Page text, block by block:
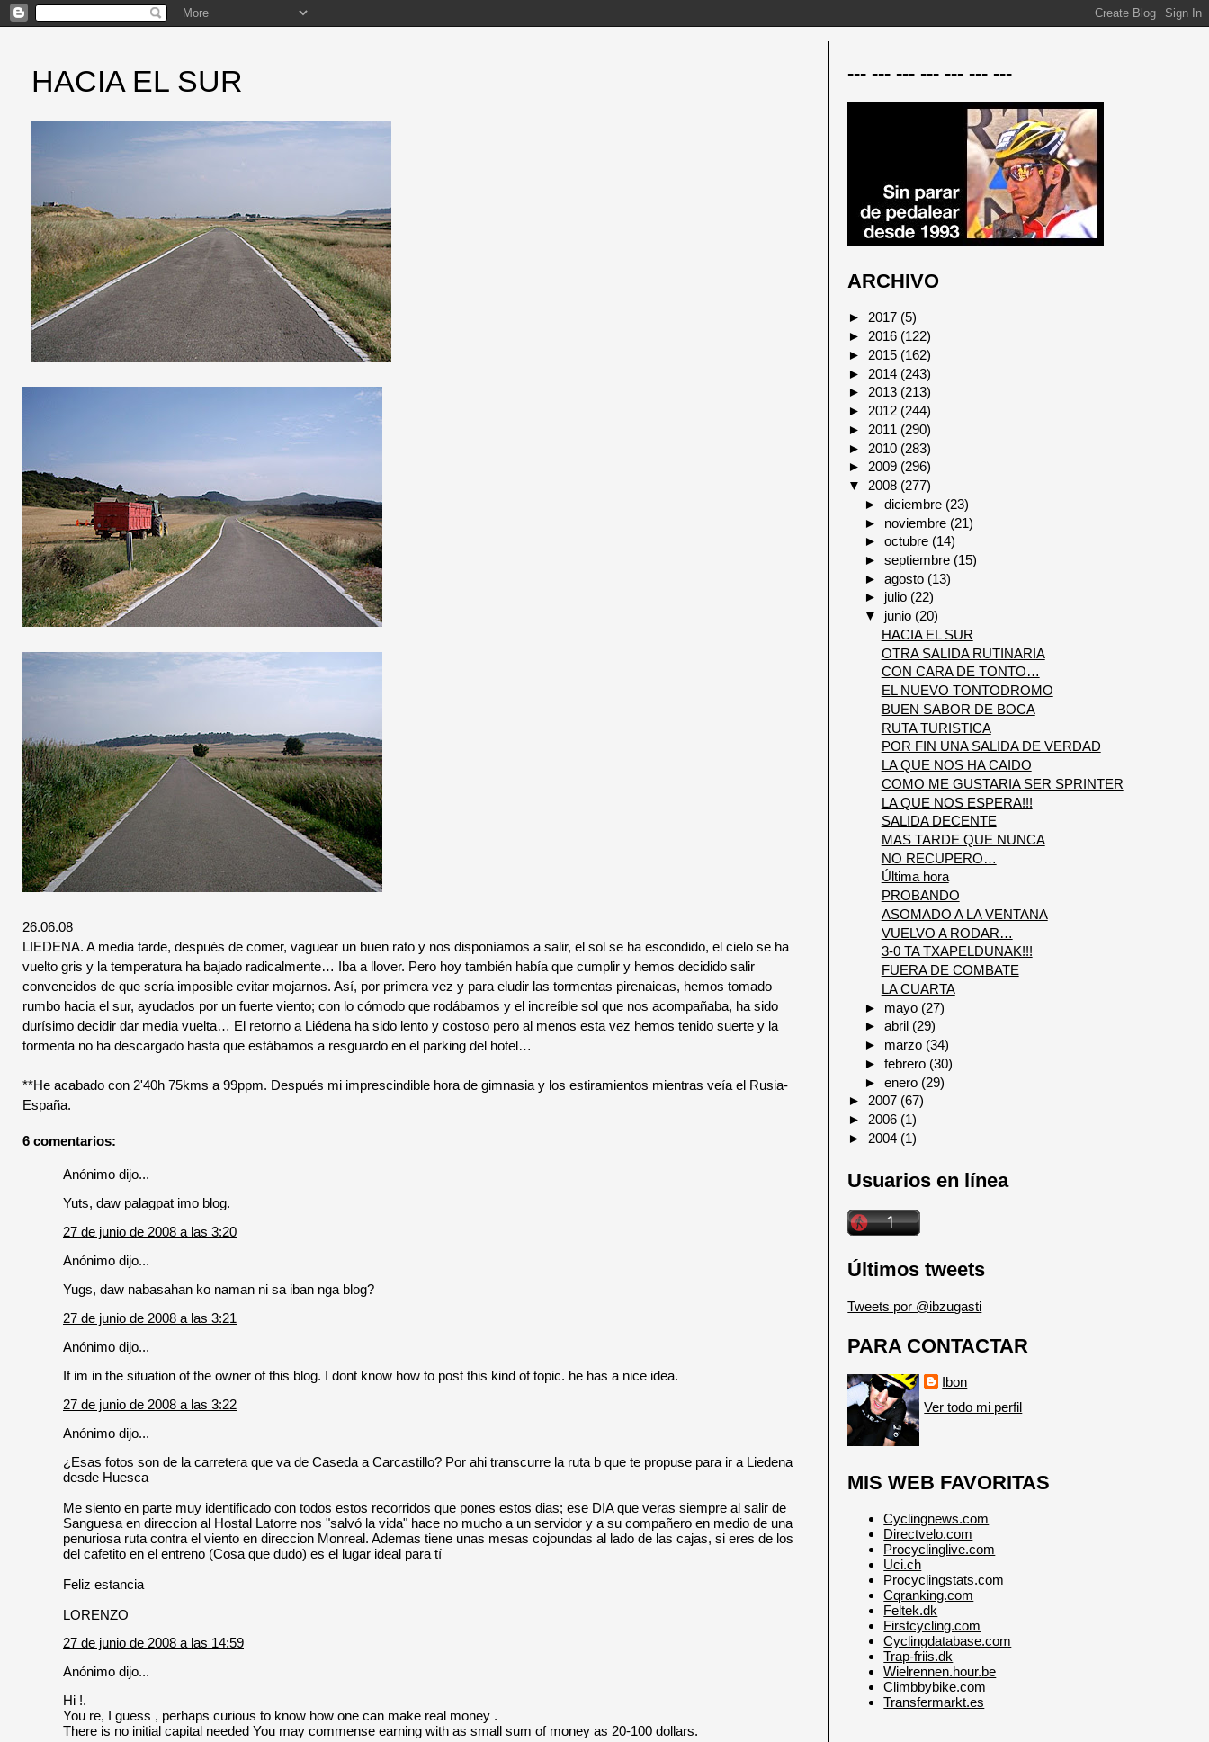
HACIA EL SUR
26.06.08
LIEDENA. A media tarde, después de comer, vaguear un buen rato y nos disponíamos a salir, el sol se ha escondido, el cielo se ha
vuelto gris y la temperatura ha bajado radicalmente… Iba a llover. Pero hoy también había que cumplir y hemos decidido salir
convencidos de que sería imposible evitar mojarnos. Así, por primera vez y para eludir las tormentas pirenaicas, hemos tomado
rumbo hacia el sur, ayudados por un fuerte viento; con lo cómodo que rodábamos y el increíble sol que nos acompañaba, ha sido
durísimo decidir dar media vuelta… El retorno a Liédena ha sido lento y costoso pero al menos esta vez hemos tenido suerte y la
tormenta no ha descargado hasta que estábamos a resguardo en el parking del hotel…
**He acabado con 2'40h 75kms a 99ppm. Después mi imprescindible hora de gimnasia y los estiramientos mientras veía el Rusia-
España.
6 comentarios:
Anónimo dijo...
Yuts, daw palagpat imo blog.
27 de junio de 2008 a las 3:20
Anónimo dijo...
Yugs, daw nabasahan ko naman ni sa iban nga blog?
27 de junio de 2008 a las 3:21
Anónimo dijo...
If im in the situation of the owner of this blog. I dont know how to post this kind of topic. he has a nice idea.
27 de junio de 2008 a las 3:22
Anónimo dijo...
¿Esas fotos son de la carretera que va de Caseda a Carcastillo? Por ahi transcurre la ruta b que te propuse para ir a Liedena
desde Huesca
Me siento en parte muy identificado con todos estos recorridos que pones estos dias; ese DIA que veras siempre al salir de
Sanguesa en direccion al Hostal Latorre nos "salvó la vida" hace no mucho a un servidor y a su compañero en medio de una
penuriosa ruta contra el viento en direccion Monreal. Ademas tiene unas mesas cojoundas al lado de las cajas, si eres de los
del cafetito en el entreno (Cosa que dudo) es el lugar ideal para tí
Feliz estancia
LORENZO
27 de junio de 2008 a las 14:59
Anónimo dijo...
Hi !.
You re, I guess , perhaps curious to know how one can make real money .
There is no initial capital needed You may commense earning with as small sum of money as 20-100 dollars.
--- --- --- --- --- --- ---
ARCHIVO
►2017 (5)
► 2016 (122)
► 2015 (162)
► 2014 (243)
► 2013 (213)
► 2012 (244)
► 2011 (290)
► 2010 (283)
► 2009 (296)
▼ 2008 (277)
►diciembre (23)
► noviembre (21)
►octubre (14)
►septiembre (15)
►agosto (13)
► julio (22)
▼ junio (20)
HACIA EL SUR
OTRA SALIDA RUTINARIA
CON CARA DE TONTO…
EL NUEVO TONTODROMO
BUEN SABOR DE BOCA
RUTA TURISTICA
POR FIN UNA SALIDA DE VERDAD
LA QUE NOS HA CAIDO
COMO ME GUSTARIA SER SPRINTER
LA QUE NOS ESPERA!!!
SALIDA DECENTE
MAS TARDE QUE NUNCA
NO RECUPERO…
Última hora
PROBANDO
ASOMADO A LA VENTANA
VUELVO A RODAR…
3-0 TA TXAPELDUNAK!!!
FUERA DE COMBATE
LA CUARTA
► mayo (27)
►abril (29)
► marzo (34)
►febrero (30)
►enero (29)
► 2007 (67)
► 2006 (1)
► 2004 (1)
Usuarios en línea
Últimos tweets
Tweets por @ibzugasti
PARA CONTACTAR
Ibon
Ver todo mi perfil
MIS WEB FAVORITAS
Cyclingnews.com
Directvelo.com
Procyclinglive.com
Uci.ch
Procyclingstats.com
Cqranking.com
Feltek.dk
Firstcycling.com
Cyclingdatabase.com
Trap-friis.dk
Wielrennen.hour.be
Climbbybike.com
Transfermarkt.es